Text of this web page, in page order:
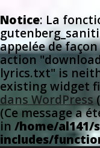
Notice: La
appelée de façon
action
lyrics.txt" is
existing widget
dans WordPress
(Ce message a
in /home/al141/
includes/